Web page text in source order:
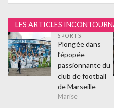
LES ARTICLES
SPORTS
Plongée dans
l’épopée
passionnante du
club de football
de Marseille
Marise